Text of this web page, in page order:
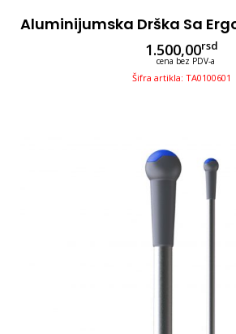
1.500,00rsd
cena bez PDV-a
Šifra artikla: TA0100601